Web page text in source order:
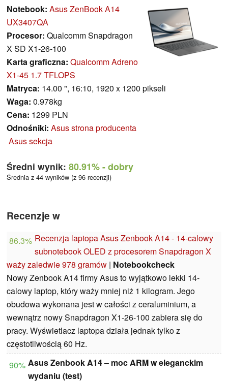
Notebook: Asus ZenBook A14
UX3407QA
Procesor: Qualcomm Snapdragon
X SD X1-26-100
Karta graficzna: Qualcomm Adreno
X1-45 1.7 TFLOPS
Matryca: 14.00 ", 16:10, 1920 x 1200 pikseli
Waga: 0.978kg
Cena: 1299 PLN
Odnośniki: Asus strona producenta
Asus sekcja
Średni wynik: 80.91%- dobry
Średnia z 44 wyników (z 96 recenzji)
Recenzje w
86.3% Recenzja laptopa Asus Zenbook A14 - 14-calowy
subnotebook OLED z procesorem Snapdragon X
waży zaledwie 978 gramów | Notebookcheck
Nowy Zenbook A14 firmy Asus to wyjątkowo lekki 14-
calowy laptop, który waży mniej niż 1 kilogram. Jego
obudowa wykonana jest w całości z ceraluminium, a
wewnątrz nowy Snapdragon X1-26-100 zabiera się do
pracy. Wyświetlacz laptopa działa jednak tylko z
częstotliwością 60 Hz.
90% Asus Zenbook A14 – moc ARM w eleganckim
wydaniu (test)